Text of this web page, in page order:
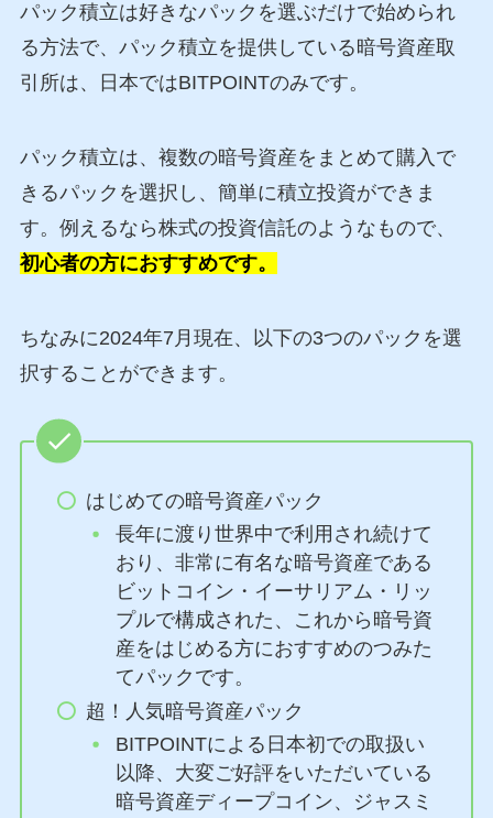
パック積立は好きなパックを選ぶだけで始められ
る方法で、パック積立を提供している暗号資産取
引所は、日本ではBITPOINTのみです。
パック積立は、複数の暗号資産をまとめて購入で
きるパックを選択し、簡単に積立投資ができま
す。例えるなら株式の投資信託のようなもので、
初心者の方におすすめです。
ちなみに2024年7月現在、以下の3つのパックを選
択することができます。
はじめての暗号資産パック
長年に渡り世界中で利用され続けて
おり、非常に有名な暗号資産である
ビットコイン・イーサリアム・リッ
プルで構成された、これから暗号資
産をはじめる方におすすめのつみた
てパックです。
超！人気暗号資産パック
BITPOINTによる日本初での取扱い
以降、大変ご好評をいただいている
暗号資産ディープコイン、ジャスミ